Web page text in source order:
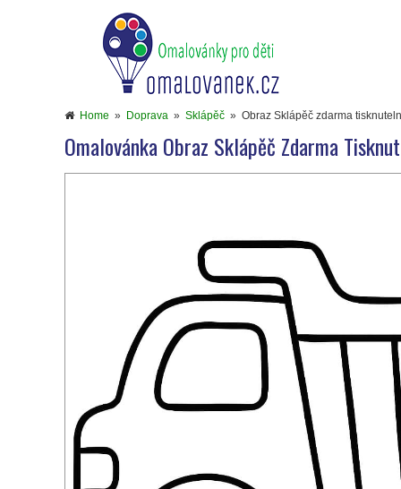
Home » Doprava » Sklápěč » Obraz Sklápěč zdarma
Omalovánka Obraz Sklápěč Zdarma